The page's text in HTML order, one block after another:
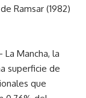
Ramsar (1982)
Mancha, la
superficie de
que